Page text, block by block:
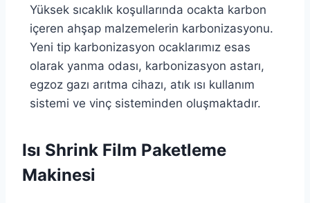
Yüksek sıcaklık koşullarında ocakta karbon
içeren ahşap malzemelerin karbonizasyonu.
Yeni tip karbonizasyon ocaklarımız esas
olarak yanma odası, karbonizasyon astarı,
egzoz gazı arıtma cihazı, atık ısı kullanım
sistemi ve vinç sisteminden oluşmaktadır.
Isı Shrink Film Paketleme
Makinesi